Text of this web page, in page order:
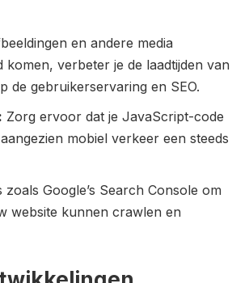
en andere media
verbeter je de laadtijden van
de gebruikerservaring en SEO.
Zorg ervoor dat je JavaScript-code
mobiel verkeer een steeds
Google’s Search Console om
website kunnen crawlen en